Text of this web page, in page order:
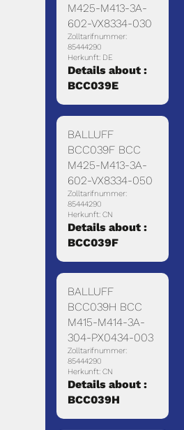
M425-M413-3A-
602-VX8334-030
Zolltarifnummer:
85444290
Herkunft: DE
Details about :
BCC039E
BALLUFF
BCC039F BCC
M425-M413-3A-
602-VX8334-050
Zolltarifnummer:
85444290
Herkunft: CN
Details about :
BCC039F
BALLUFF
BCC039H BCC
M415-M414-3A-
304-PX0434-003
Zolltarifnummer:
85444290
Herkunft: CN
Details about :
BCC039H